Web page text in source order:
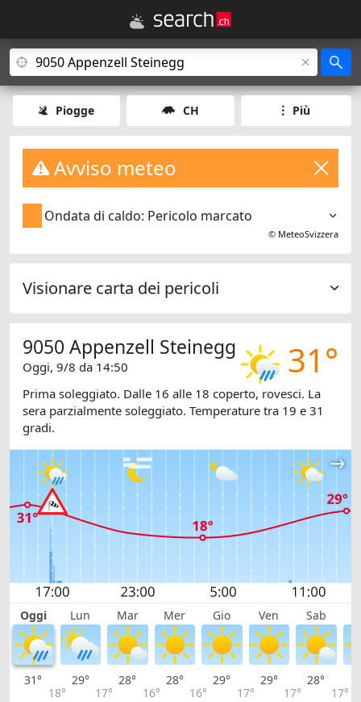
Piogge CH Più
Avviso meteo
Ondata di caldo: Pericolo marcato
© MeteoSvizzera
Visionare carta dei pericoli
31°
9050 Appenzell Steinegg
Oggi, 9/8 da 14:50
Prima soleggiato. Dalle 16 alle 18 coperto, rovesci. La
sera parzialmente soleggiato. Temperature tra 19 e 31
gradi.
Oggi Lun Mar Mer Gio Ven Sab
31°
18°
29°
17°
28°
16°
28°
16°
29°
17°
29°
17°
28°
17°